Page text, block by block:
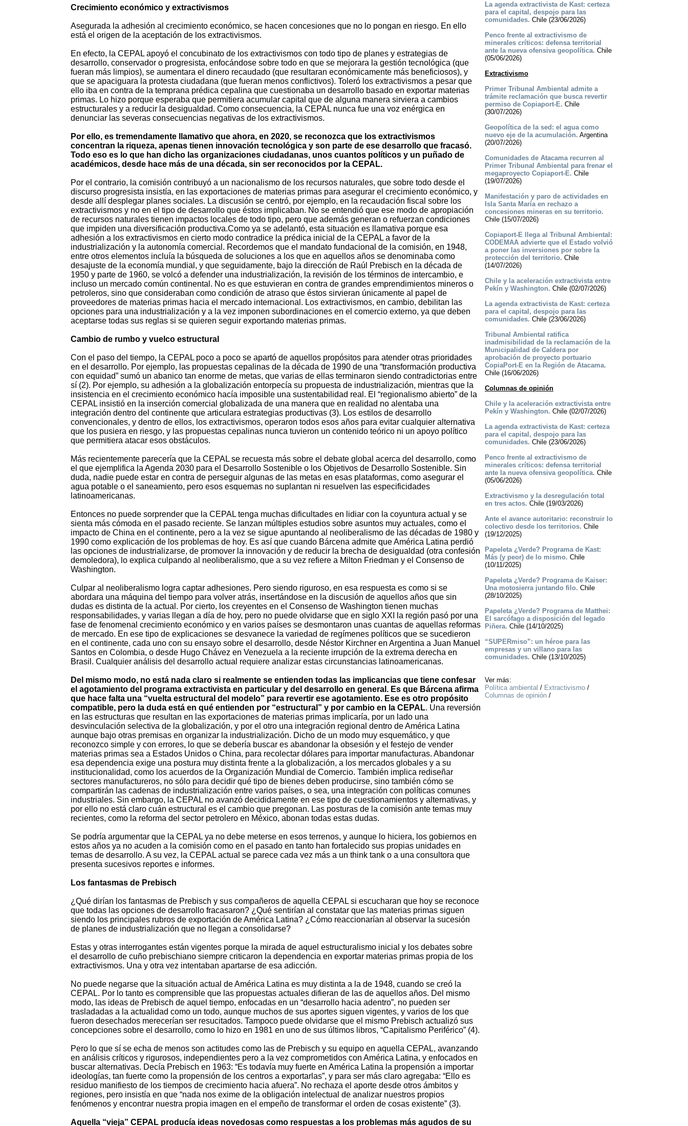
Crecimiento económico y extractivismos
Asegurada la adhesión al crecimiento económico, se hacen concesiones que no lo pongan en riesgo. En ello
está el origen de la aceptación de los extractivismos.
En efecto, la CEPAL apoyó el concubinato de los extractivismos con todo tipo de planes y estrategias de
desarrollo, conservador o progresista, enfocándose sobre todo en que se mejorara la gestión tecnológica (que
fueran más limpios), se aumentara el dinero recaudado (que resultaran económicamente más beneficiosos), y
que se apaciguara la protesta ciudadana (que fueran menos conflictivos). Toleró los extractivismos a pesar que
ello iba en contra de la temprana prédica cepalina que cuestionaba un desarrollo basado en exportar materias
primas. Lo hizo porque esperaba que permitiera acumular capital que de alguna manera sirviera a cambios
estructurales y a reducir la desigualdad. Como consecuencia, la CEPAL nunca fue una voz enérgica en
denunciar las severas consecuencias negativas de los extractivismos.
Por ello, es tremendamente llamativo que ahora, en 2020, se reconozca que los extractivismos
concentran la riqueza, apenas tienen innovación tecnológica y son parte de ese desarrollo que fracasó.
Todo eso es lo que han dicho las organizaciones ciudadanas, unos cuantos políticos y un puñado de
académicos, desde hace más de una década, sin ser reconocidos por la CEPAL.
Por el contrario, la comisión contribuyó a un nacionalismo de los recursos naturales, que sobre todo desde el
discurso progresista insistía, en las exportaciones de materias primas para asegurar el crecimiento económico, y
desde allí desplegar planes sociales. La discusión se centró, por ejemplo, en la recaudación fiscal sobre los
extractivismos y no en el tipo de desarrollo que éstos implicaban. No se entendió que ese modo de apropiación
de recursos naturales tienen impactos locales de todo tipo, pero que además generan o refuerzan condiciones
que impiden una diversificación productiva.Como ya se adelantó, esta situación es llamativa porque esa
adhesión a los extractivismos en cierto modo contradice la prédica inicial de la CEPAL a favor de la
industrialización y la autonomía comercial. Recordemos que el mandato fundacional de la comisión, en 1948,
entre otros elementos incluía la búsqueda de soluciones a los que en aquellos años se denominaba como
desajuste de la economía mundial, y que seguidamente, bajo la dirección de Raúl Prebisch en la década de
1950 y parte de 1960, se volcó a defender una industrialización, la revisión de los términos de intercambio, e
incluso un mercado común continental. No es que estuvieran en contra de grandes emprendimientos mineros o
petroleros, sino que consideraban como condición de atraso que éstos sirvieran únicamente al papel de
proveedores de materias primas hacia el mercado internacional. Los extractivismos, en cambio, debilitan las
opciones para una industrialización y a la vez imponen subordinaciones en el comercio externo, ya que deben
aceptarse todas sus reglas si se quieren seguir exportando materias primas.
Cambio de rumbo y vuelco estructural
Con el paso del tiempo, la CEPAL poco a poco se apartó de aquellos propósitos para atender otras prioridades
en el desarrollo. Por ejemplo, las propuestas cepalinas de la década de 1990 de una “transformación productiva
con equidad” sumó un abanico tan enorme de metas, que varias de ellas terminaron siendo contradictorias entre
sí (2). Por ejemplo, su adhesión a la globalización entorpecía su propuesta de industrialización, mientras que la
insistencia en el crecimiento económico hacía imposible una sustentabilidad real. El “regionalismo abierto” de la
CEPAL insistió en la inserción comercial globalizada de una manera que en realidad no alentaba una
integración dentro del continente que articulara estrategias productivas (3). Los estilos de desarrollo
convencionales, y dentro de ellos, los extractivismos, operaron todos esos años para evitar cualquier alternativa
que los pusiera en riesgo, y las propuestas cepalinas nunca tuvieron un contenido teórico ni un apoyo político
que permitiera atacar esos obstáculos.
Más recientemente parecería que la CEPAL se recuesta más sobre el debate global acerca del desarrollo, como
el que ejemplifica la Agenda 2030 para el Desarrollo Sostenible o los Objetivos de Desarrollo Sostenible. Sin
duda, nadie puede estar en contra de perseguir algunas de las metas en esas plataformas, como asegurar el
agua potable o el saneamiento, pero esos esquemas no suplantan ni resuelven las especificidades
latinoamericanas.
Entonces no puede sorprender que la CEPAL tenga muchas dificultades en lidiar con la coyuntura actual y se
sienta más cómoda en el pasado reciente. Se lanzan múltiples estudios sobre asuntos muy actuales, como el
impacto de China en el continente, pero a la vez se sigue apuntando al neoliberalismo de las décadas de 1980 y
1990 como explicación de los problemas de hoy. Es así que cuando Bárcena admite que América Latina perdió
las opciones de industrializarse, de promover la innovación y de reducir la brecha de desigualdad (otra confesión
demoledora), lo explica culpando al neoliberalismo, que a su vez refiere a Milton Friedman y el Consenso de
Washington.
Culpar al neoliberalismo logra captar adhesiones. Pero siendo riguroso, en esa respuesta es como si se
abordara una máquina del tiempo para volver atrás, insertándose en la discusión de aquellos años que sin
dudas es distinta de la actual. Por cierto, los creyentes en el Consenso de Washington tienen muchas
responsabilidades, y varias llegan a día de hoy, pero no puede olvidarse que en siglo XXI la región pasó por una
fase de fenomenal crecimiento económico y en varios países se desmontaron unas cuantas de aquellas reformas
de mercado. En ese tipo de explicaciones se desvanece la variedad de regímenes políticos que se sucedieron
en el continente, cada uno con su ensayo sobre el desarrollo, desde Néstor Kirchner en Argentina a Juan Manuel
Santos en Colombia, o desde Hugo Chávez en Venezuela a la reciente irrupción de la extrema derecha en
Brasil. Cualquier análisis del desarrollo actual requiere analizar estas circunstancias latinoamericanas.
Del mismo modo, no está nada claro si realmente se entienden todas las implicancias que tiene confesar
el agotamiento del programa extractivista en particular y del desarrollo en general. Es que Bárcena afirma
que hace falta una “vuelta estructural del modelo” para revertir ese agotamiento. Ese es otro propósito
compatible, pero la duda está en qué entienden por “estructural” y por cambio en la CEPAL. Una reversión
en las estructuras que resultan en las exportaciones de materias primas implicaría, por un lado una
desvinculación selectiva de la globalización, y por el otro una integración regional dentro de América Latina
aunque bajo otras premisas en organizar la industrialización. Dicho de un modo muy esquemático, y que
reconozco simple y con errores, lo que se debería buscar es abandonar la obsesión y el festejo de vender
materias primas sea a Estados Unidos o China, para recolectar dólares para importar manufacturas. Abandonar
esa dependencia exige una postura muy distinta frente a la globalización, a los mercados globales y a su
institucionalidad, como los acuerdos de la Organización Mundial de Comercio. También implica rediseñar
sectores manufactureros, no sólo para decidir qué tipo de bienes deben producirse, sino también cómo se
compartirán las cadenas de industrialización entre varios países, o sea, una integración con políticas comunes
industriales. Sin embargo, la CEPAL no avanzó decididamente en ese tipo de cuestionamientos y alternativas, y
por ello no está claro cuán estructural es el cambio que pregonan. Las posturas de la comisión ante temas muy
recientes, como la reforma del sector petrolero en México, abonan todas estas dudas.
Se podría argumentar que la CEPAL ya no debe meterse en esos terrenos, y aunque lo hiciera, los gobiernos en
estos años ya no acuden a la comisión como en el pasado en tanto han fortalecido sus propias unidades en
temas de desarrollo. A su vez, la CEPAL actual se parece cada vez más a un think tank o a una consultora que
presenta sucesivos reportes e informes.
Los fantasmas de Prebisch
¿Qué dirían los fantasmas de Prebisch y sus compañeros de aquella CEPAL si escucharan que hoy se reconoce
que todas las opciones de desarrollo fracasaron? ¿Qué sentirían al constatar que las materias primas siguen
siendo los principales rubros de exportación de América Latina? ¿Cómo reaccionarían al observar la sucesión
de planes de industrialización que no llegan a consolidarse?
Estas y otras interrogantes están vigentes porque la mirada de aquel estructuralismo inicial y los debates sobre
el desarrollo de cuño prebischiano siempre criticaron la dependencia en exportar materias primas propia de los
extractivismos. Una y otra vez intentaban apartarse de esa adicción.
No puede negarse que la situación actual de América Latina es muy distinta a la de 1948, cuando se creó la
CEPAL. Por lo tanto es comprensible que las propuestas actuales difieran de las de aquellos años. Del mismo
modo, las ideas de Prebisch de aquel tiempo, enfocadas en un “desarrollo hacia adentro”, no pueden ser
trasladadas a la actualidad como un todo, aunque muchos de sus aportes siguen vigentes, y varios de los que
fueron desechados merecerían ser resucitados. Tampoco puede olvidarse que el mismo Prebisch actualizó sus
concepciones sobre el desarrollo, como lo hizo en 1981 en uno de sus últimos libros, “Capitalismo Periférico” (4).
Pero lo que sí se echa de menos son actitudes como las de Prebisch y su equipo en aquella CEPAL, avanzando
en análisis críticos y rigurosos, independientes pero a la vez comprometidos con América Latina, y enfocados en
buscar alternativas. Decía Prebisch en 1963: “Es todavía muy fuerte en América Latina la propensión a importar
ideologías, tan fuerte como la propensión de los centros a exportarlas”, y para ser más claro agregaba: “Ello es
residuo manifiesto de los tiempos de crecimiento hacia afuera”. No rechaza el aporte desde otros ámbitos y
regiones, pero insistía en que “nada nos exime de la obligación intelectual de analizar nuestros propios
fenómenos y encontrar nuestra propia imagen en el empeño de transformar el orden de cosas existente” (3).
Aquella “vieja” CEPAL producía ideas novedosas como respuestas a los problemas más agudos de su
La agenda extractivista de Kast: certeza
para el capital, despojo para las
comunidades. Chile (23/06/2026)
Penco frente al extractivismo de
minerales críticos: defensa territorial
ante la nueva ofensiva geopolítica. Chile
(05/06/2026)
Extractivismo
Primer Tribunal Ambiental admite a
trámite reclamación que busca revertir
permiso de Copiaport-E. Chile
(30/07/2026)
Geopolítica de la sed: el agua como
nuevo eje de la acumulación. Argentina
(20/07/2026)
Comunidades de Atacama recurren al
Primer Tribunal Ambiental para frenar el
megaproyecto Copiaport-E. Chile
(19/07/2026)
Manifestación y paro de actividades en
Isla Santa María en rechazo a
concesiones mineras en su territorio.
Chile (15/07/2026)
Copiaport-E llega al Tribunal Ambiental:
CODEMAA advierte que el Estado volvió
a poner las inversiones por sobre la
protección del territorio. Chile
(14/07/2026)
Chile y la aceleración extractivista entre
Pekín y Washington. Chile (02/07/2026)
La agenda extractivista de Kast: certeza
para el capital, despojo para las
comunidades. Chile (23/06/2026)
Tribunal Ambiental ratifica
inadmisibilidad de la reclamación de la
Municipalidad de Caldera por
aprobación de proyecto portuario
CopiaPort-E en la Región de Atacama.
Chile (16/06/2026)
Columnas de opinión
Chile y la aceleración extractivista entre
Pekín y Washington. Chile (02/07/2026)
La agenda extractivista de Kast: certeza
para el capital, despojo para las
comunidades. Chile (23/06/2026)
Penco frente al extractivismo de
minerales críticos: defensa territorial
ante la nueva ofensiva geopolítica. Chile
(05/06/2026)
Extractivismo y la desregulación total
en tres actos. Chile (19/03/2026)
Ante el avance autoritario: reconstruir lo
colectivo desde los territorios. Chile
(19/12/2025)
Papeleta ¿Verde? Programa de Kast:
Más (y peor) de lo mismo. Chile
(10/11/2025)
Papeleta ¿Verde? Programa de Kaiser:
Una motosierra juntando filo. Chile
(28/10/2025)
Papeleta ¿Verde? Programa de Matthei:
El sarcófago a disposición del legado
Piñera. Chile (14/10/2025)
“SUPERmiso”: un héroe para las
empresas y un villano para las
comunidades. Chile (13/10/2025)
Ver más:
Política ambiental / Extractivismo/
Columnas de opinión/